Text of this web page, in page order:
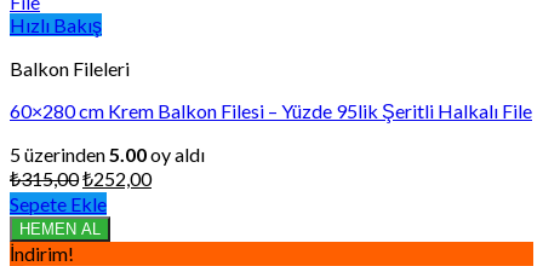
Hızlı Bakış
Balkon Fileleri
60×280 cm Krem Balkon Filesi – Yüzde 95lik Şeritli Halkalı File
5 üzerinden 5.00oy aldı
₺315,00Orijinal
fiyat:
₺315,00.
₺252,00Şu
₺252,00.
Sepete Ekle
HEMEN AL
İndirim!